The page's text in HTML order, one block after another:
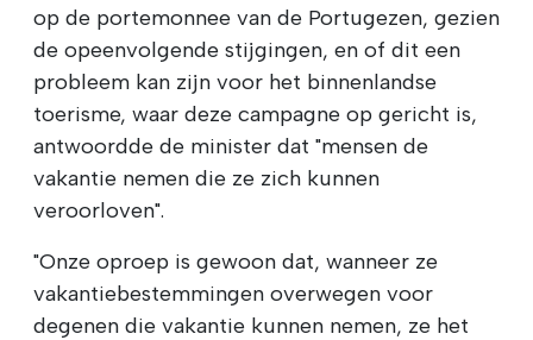
op de portemonnee van de Portugezen, gezien
de opeenvolgende stijgingen, en of dit een
probleem kan zijn voor het binnenlandse
toerisme, waar deze campagne op gericht is,
antwoordde de minister dat "mensen de
vakantie nemen die ze zich kunnen
veroorloven".
"Onze oproep is gewoon dat, wanneer ze
vakantiebestemmingen overwegen voor
degenen die vakantie kunnen nemen, ze het